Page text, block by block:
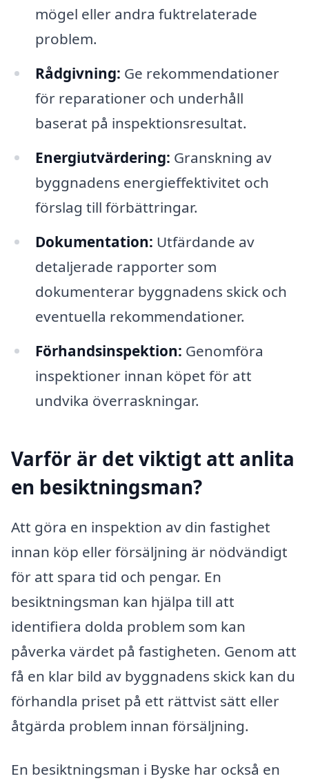
mögel eller andra fuktrelaterade
problem.
Rådgivning: Ge rekommendationer
för reparationer och underhåll
baserat på inspektionsresultat.
Energiutvärdering: Granskning av
byggnadens energieffektivitet och
förslag till förbättringar.
Dokumentation: Utfärdande av
detaljerade rapporter som
dokumenterar byggnadens skick och
eventuella rekommendationer.
Förhandsinspektion: Genomföra
inspektioner innan köpet för att
undvika överraskningar.
Varför är det viktigt att anlita
en besiktningsman?
Att göra en inspektion av din fastighet
innan köp eller försäljning är nödvändigt
för att spara tid och pengar. En
besiktningsman kan hjälpa till att
identifiera dolda problem som kan
påverka värdet på fastigheten. Genom att
få en klar bild av byggnadens skick kan du
förhandla priset på ett rättvist sätt eller
åtgärda problem innan försäljning.
En besiktningsman i Byske har också en